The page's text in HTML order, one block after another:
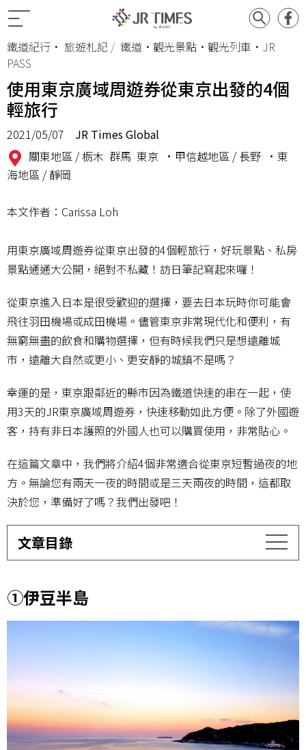
鐵道紀行 • 旅遊札記
鐵道•觀光景點•觀光列車•JR
PASS
使用東京廣域周遊券從東京出發的4個
輕旅行
2021/05/07
JR Times Global
關東地區 /栃木 群馬 東京 •甲信越地區 / 長野 •東
海地區 / 靜岡
本文作者：Carissa Loh
用東京廣域周遊券從東京出發的4個輕旅行，好玩景點、私房
景點通通大公開，絕對不私藏！訪日筆記寫起來囉！
從東京進入日本是很受歡迎的選擇，要去日本玩時你可能會
飛往羽田機場或成田機場。儘管東京非常現代化和便利，有
無窮無盡的飲食和購物選擇，但有時候我們只是想遠離城
市，遠離大自然或更小、更安靜的城鎮不是嗎？
幸運的是，東京跟鄰近的縣市因為鐵道快速的串在一起，使
用3天的JR東京廣域周遊券，快速移動如此方便。除了外國遊
客，持有非日本護照的外國人也可以購買使用，非常貼心。
在這篇文章中，我們將介紹4個非常適合從東京短暫過夜的地
方。無論您有兩天一夜的時間或是三天兩夜的時間，這都取
決於您，準備好了嗎？我們出發吧！
文章目錄
①伊豆半島